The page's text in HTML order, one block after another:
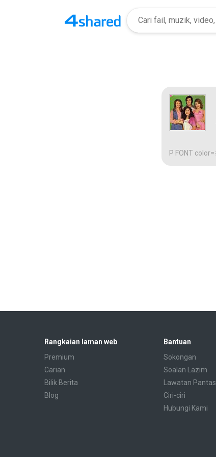
Rangkaian laman web
Premium
Carian
Bilik Berita
Blog
Bantuan
Sokongan
Soalan Lazim
Lawatan Pantas
Ciri-ciri
Hubungi Kami